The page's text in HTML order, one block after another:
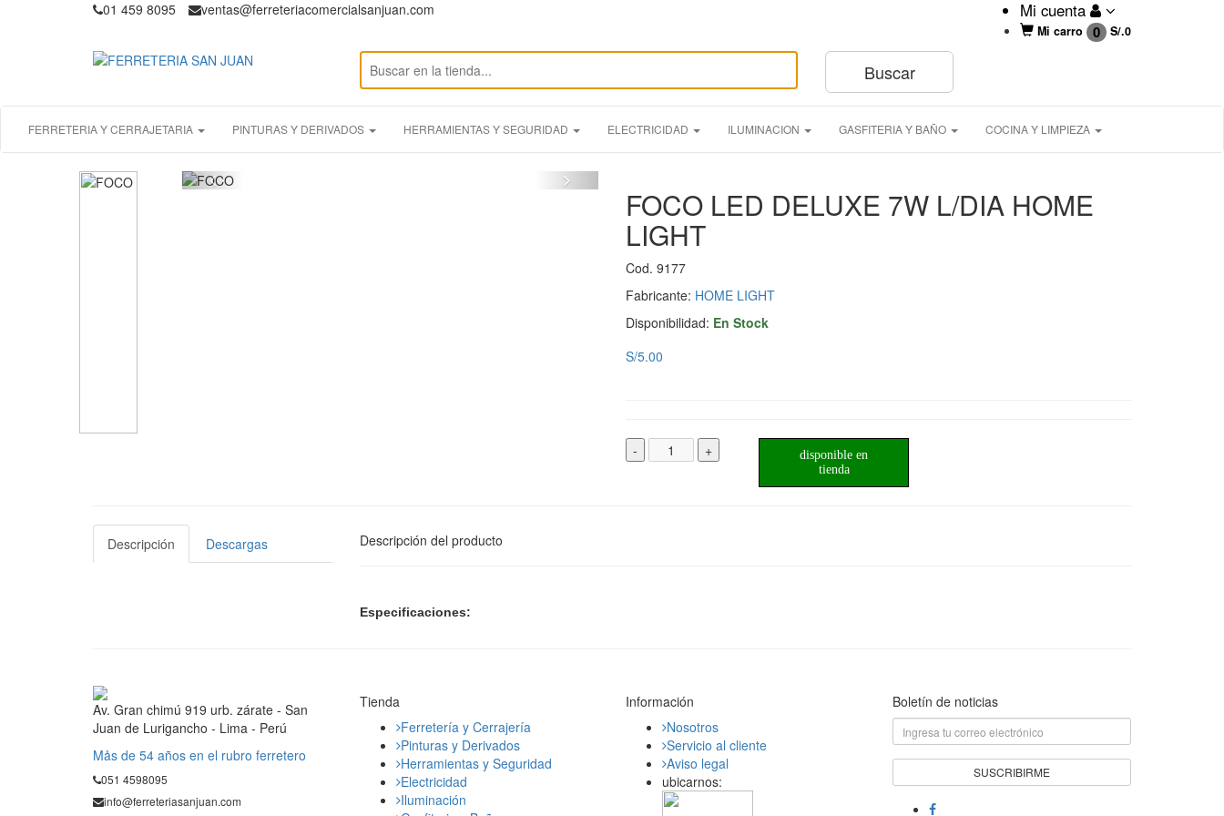
01 459 8095 ventas@ferreteriacomercialsanjuan.com Mi cuenta
Mi carro 0 S/.0
FERRETERIA Y CERRAJETARIA PINTURAS Y DERIVADOS HERRAMIENTAS Y SEGURIDAD ELECTRICIDAD ILUMINACION GASFITERIA Y BAÑO COCINA Y LIMPIEZA
FOCO LED DELUXE 7W L/DIA HOME
LIGHT
Cod. 9177
Fabricante: HOME LIGHT
Disponibilidad: En Stock
S/5.00
- +
disponible en
tienda
Descripción Descargas Descripción del producto
Especificaciones:
Av. Gran chimú 919 urb. zárate - San
Juan de Lurigancho - Lima - Perú
Mås de 54 años en el rubro ferretero
051 4598095
info@ferreteriasanjuan.com
Tienda
Ferretería y Cerrajería
Pinturas y Derivados
Herramientas y Seguridad
Electricidad
Iluminación
Información
Nosotros
Servicio al cliente
Aviso legal
ubicarnos:
Boletín de noticias